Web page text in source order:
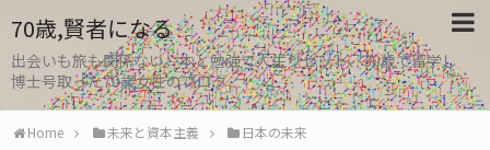
70歳,賢者になる
出会いも旅も関係ない。本と勉強で人生リセット、30歳で留学し
博士号取った70歳女性のブログ
Home 未来と資本主義 日本の未来